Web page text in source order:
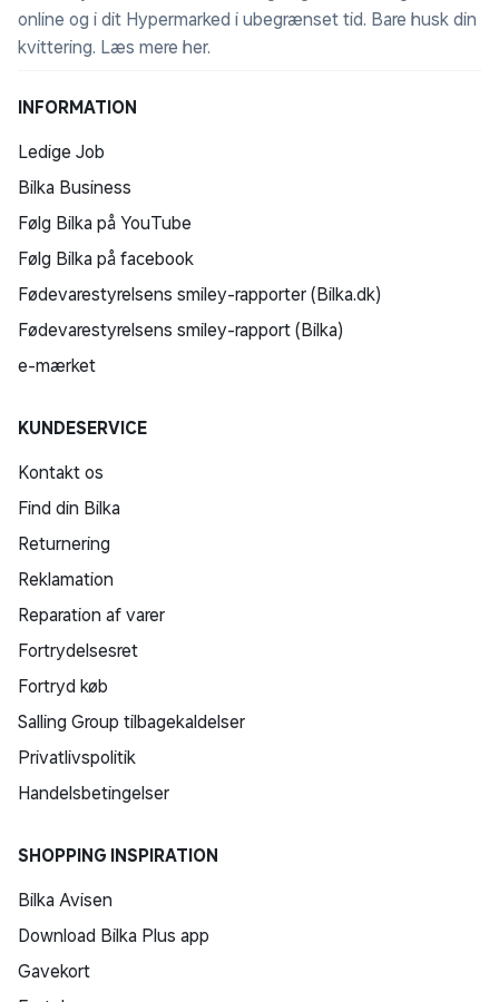
online og i dit Hypermarked i ubegrænset tid. Bare husk din
kvittering. Læs mere her.
INFORMATION
Ledige Job
Bilka Business
Følg Bilka på YouTube
Følg Bilka på facebook
Fødevarestyrelsens smiley-rapporter (Bilka.dk)
Fødevarestyrelsens smiley-rapport (Bilka)
e-mærket
KUNDESERVICE
Kontakt os
Find din Bilka
Returnering
Reklamation
Reparation af varer
Fortrydelsesret
Fortryd køb
Salling Group tilbagekaldelser
Privatlivspolitik
Handelsbetingelser
SHOPPING INSPIRATION
Bilka Avisen
Download Bilka Plus app
Gavekort